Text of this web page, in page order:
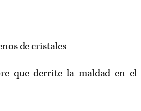
de cristales
que derrite la maldad en el